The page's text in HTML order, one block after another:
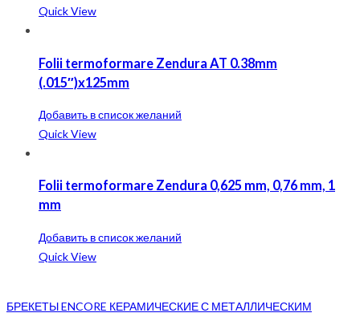
Quick View
Folii termoformare Zendura AT 0.38mm
(.015″)x125mm
Добавить в список желаний
Quick View
Folii termoformare Zendura 0,625 mm, 0,76 mm, 1
mm
Добавить в список желаний
Quick View
БРЕКЕТЫ ENCORE КЕРАМИЧЕСКИЕ С МЕТАЛЛИЧЕСКИМ